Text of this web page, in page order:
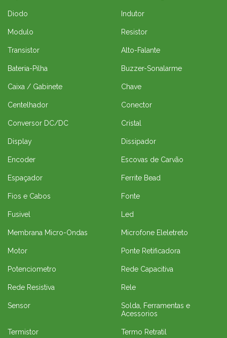
Diodo Indutor
Modulo Resistor
Transistor Alto-Falante
Bateria-Pilha Buzzer-Sonalarme
Caixa / Gabinete Chave
Centelhador Conector
Conversor DC/DC Cristal
Display Dissipador
Encoder Escovas de Carvão
Espaçador Ferrite Bead
Fios e Cabos Fonte
Fusivel Led
Membrana Micro-Ondas Microfone Eleletreto
Motor Ponte Retificadora
Potenciometro Rede Capacitiva
Rede Resistiva Rele
Sensor
Solda, Ferramentas e
Acessorios
Termistor Termo Retratil